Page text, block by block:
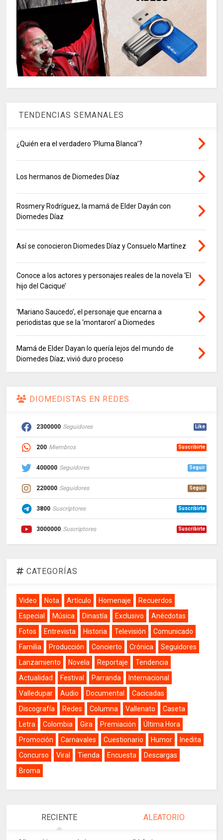
TENDENCIAS SEMANALES
¿Quién era el verdadero ‘Pluma Blanca’?
Los hermanos de Diomedes Díaz
Rosmery Rodríguez, la mamá de Elder Dayán con
Diomedes Díaz
Así se conocieron Diomedes Díaz y Consuelo Martínez
Conoce a los actores y personajes reales de la novela ‘El
hijo del Cacique’
‘Mariano Saucedo’, el personaje que encarna a
periodistas que se la ‘montaron’ a Diomedes
Mamá de Elder Dayan lo quería lejos del mundo de
Diomedes Díaz; vivió duro proceso
DIOMEDISTAS EN REDES
2300000 Seguidores Like
200 Miembros Suscribirte
400000 Seguidores Seguir
220000 Seguidores Seguir
3800 Suscriptores Suscribirte
3000000 Suscriptores Suscribirte
CATEGORÍAS
Video Nota Artículo Homenaje
Recuerdos
Especial
Música Dinastía Exclusivo
Anécdotas
Fotos
Entrevista Historia Televisión
Comunicado
Familia
Producción Concierto Crónica
Seguidores
Lanzamiento
Novela Reportaje
Tendencia
Actualidad
Festival Parranda
Internacional
Valledupar
Audio Documental
Cacicadas
Discografía
Redes Columna Vallenato
Caseta
Letra
Colombia Gira Premiación
Última Hora
Promoción
Carnavales Cuestionario Humor
Inedita
Concurso
Viral Tienda Encuesta
Descargas
Broma
RECIENTE ALEATORIO